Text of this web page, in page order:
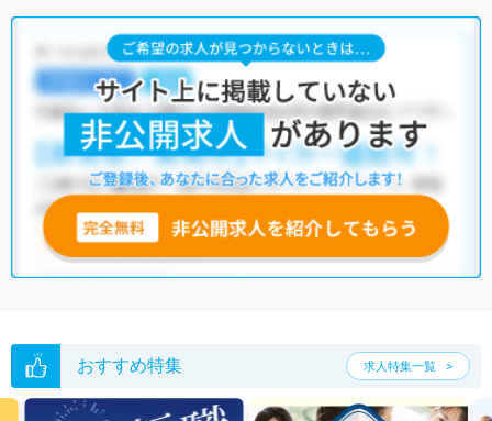
おすすめ特集 求人特集一覧